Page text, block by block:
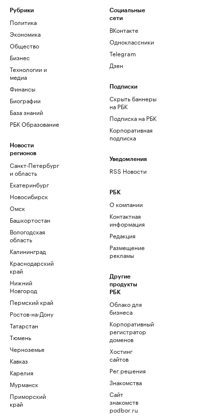
Рубрики
Политика
Экономика
Общество
Бизнес
Технологии и
медиа
Финансы
Биографии
База знаний
РБК Образование
Новости
регионов
Санкт-Петербург
и область
Екатеринбург
Новосибирск
Омск
Башкортостан
Вологодская
область
Калининград
Краснодарский
край
Нижний
Новгород
Пермский край
Ростов-на-Дону
Татарстан
Тюмень
Черноземье
Кавказ
Карелия
Мурманск
Приморский
край
Социальные
сети
ВКонтакте
Одноклассники
Telegram
Дзен
Подписки
Скрыть баннеры
на РБК
Подписка на РБК
Корпоративная
подписка
Уведомления
RSS Новости
РБК
О компании
Контактная
информация
Редакция
Размещение
рекламы
Другие
продукты
РБК
Облако для
бизнеса
Корпоративный
регистратор
доменов
Хостинг
сайтов
Рег.решения
Знакомства
Сайт
знакомств
podbor.ru